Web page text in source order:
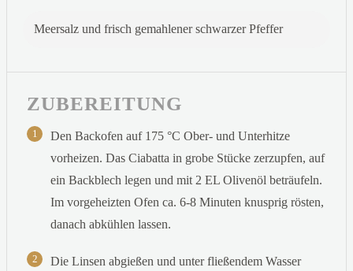
Meersalz und frisch gemahlener schwarzer Pfeffer
ZUBEREITUNG
1
Den Backofen auf 175 °C Ober- und Unterhitze
vorheizen. Das Ciabatta in grobe Stücke zerzupfen, auf
ein Backblech legen und mit 2 EL Olivenöl beträufeln.
Im vorgeheizten Ofen ca. 6-8 Minuten knusprig rösten,
danach abkühlen lassen.
2
Die Linsen abgießen und unter fließendem Wasser